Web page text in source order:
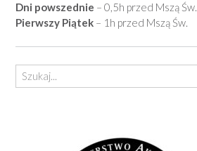
Dni powszednie – 0,5h przed Mszą Św.
Pierwszy Piątek – 1h przed Mszą Św.